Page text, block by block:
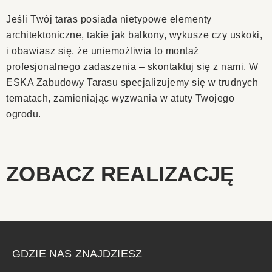
Jeśli Twój taras posiada nietypowe elementy
architektoniczne, takie jak balkony, wykusze czy uskoki,
i obawiasz się, że uniemożliwia to montaż
profesjonalnego zadaszenia – skontaktuj się z nami. W
ESKA Zabudowy Tarasu specjalizujemy się w trudnych
tematach, zamieniając wyzwania w atuty Twojego
ogrodu.
ZOBACZ REALIZACJĘ
GDZIE NAS ZNAJDZIESZ